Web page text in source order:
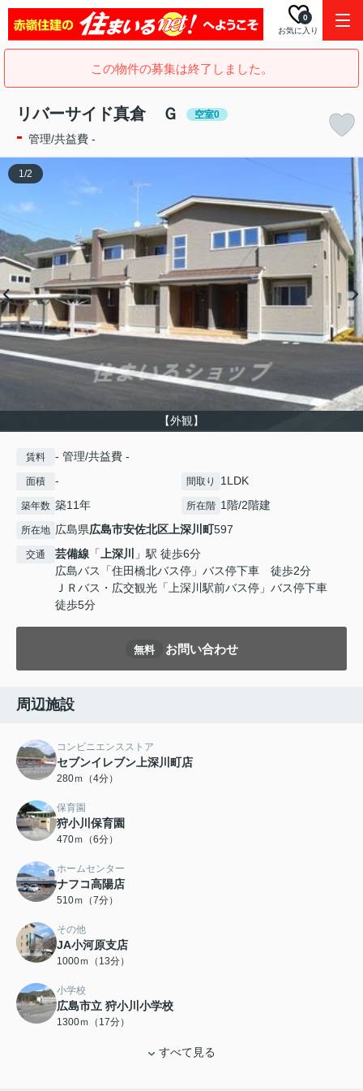
お気に入り
0
この物件の募集は終了しました。
リバーサイド真倉 Ｇ 空室0
- 管理/共益費 -
【外観】
1/2
賃料 - 管理/共益費 -
面積 - 間取り 1LDK
築年数 築11年 所在階 1階/2階建
所在地 広島県広島市安佐北区上深川町597
交通 芸備線 「上深川
」駅 徒歩6分
広島バス「住田橋北バス停」バス停下車 徒歩2分
ＪＲバス・広交観光「上深川駅前バス停」バス停下車
徒歩5分
無料 お問い合わせ
周辺施設
コンビニエンスストア
セブンイレブン上深川町店
280ｍ（4分）
保育園
狩小川保育園
470ｍ（6分）
ホームセンター
ナフコ高陽店
510ｍ（7分）
その他
JA小河原支店
1000ｍ（13分）
小学校
広島市立 狩小川小学校
1300ｍ（17分）
すべて見る